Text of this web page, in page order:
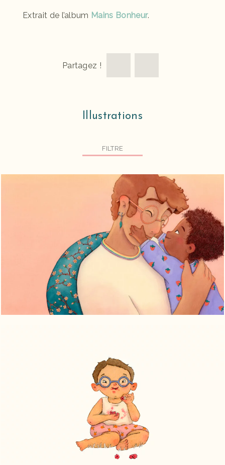
Extrait de l’album Mains Bonheur.
Partagez !
Illustrations
FILTRE